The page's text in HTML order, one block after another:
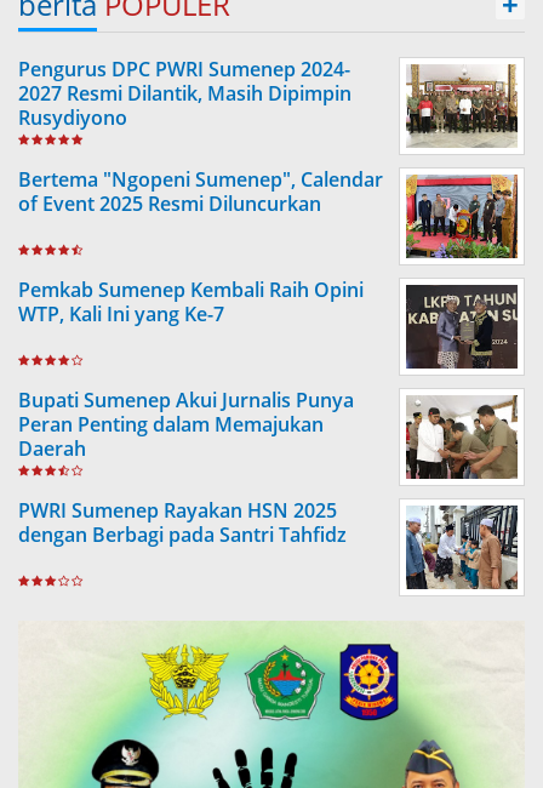
Pengurus DPC PWRI Sumenep 2024-
2027 Resmi Dilantik, Masih Dipimpin
Rusydiyono
Bertema "Ngopeni Sumenep", Calendar
of Event 2025 Resmi Diluncurkan
Pemkab Sumenep Kembali Raih Opini
WTP, Kali Ini yang Ke-7
Bupati Sumenep Akui Jurnalis Punya
Peran Penting dalam Memajukan
Daerah
PWRI Sumenep Rayakan HSN 2025
dengan Berbagi pada Santri Tahfidz